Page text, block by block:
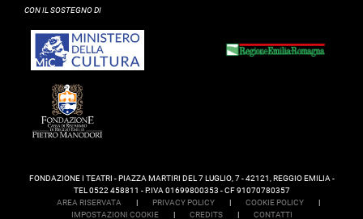
CON IL SOSTEGNO DI
FONDAZIONE I TEATRI - PIAZZA MARTIRI DEL 7 LUGLIO, 7 - 42121, REGGIO EMILIA -
TEL 0522 458811 - P.IVA 01699800353 - CF 91070780357
AREA RISERVATA
| PRIVACY POLICY | COOKIE POLICY
|
IMPOSTAZIONI COOKIE
| CREDITS | CONTATTI